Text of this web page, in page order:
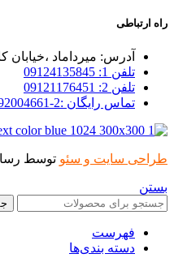
راه ارتباطی
آدرس: میرداماد ،خیابان
تلفن 1: 09124135845
تلفن 2: 09121176451
تماس رایگان :2-02192004661
طراحی سایت و سئو توسط
بستن
فهرست
دسته بندی‌ها